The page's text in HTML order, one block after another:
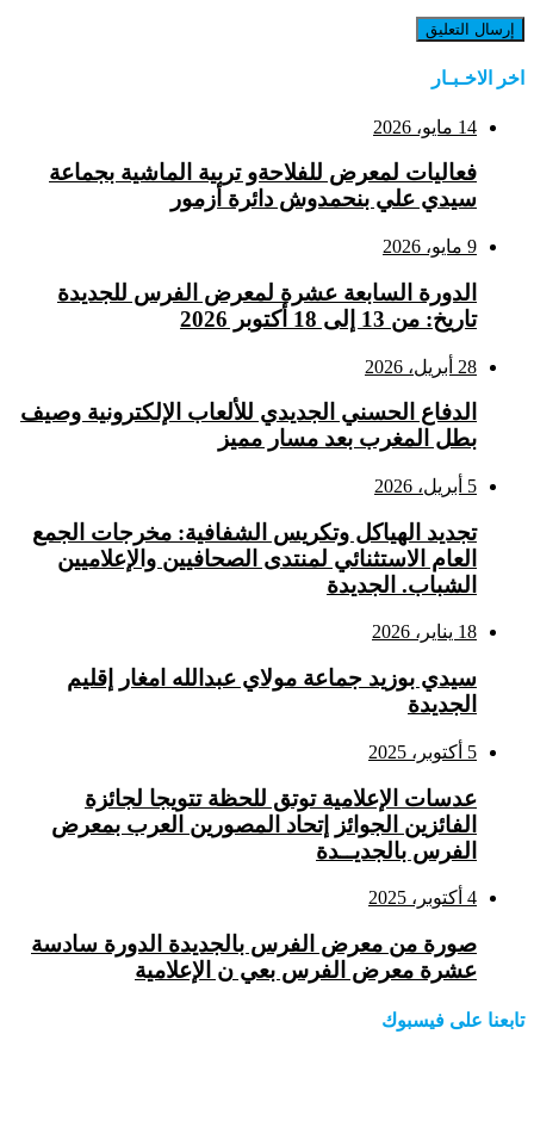
اخر الاخـبـار
14 مايو، 2026
فعاليات لمعرض للفلاحةو تربية الماشية بجماعة
سيدي علي بنحمدوش دائرة أزمور
9 مايو، 2026
الدورة السابعة عشرة لمعرض الفرس للجديدة
تاريخ: من 13 إلى 18 أكتوبر 2026
28 أبريل، 2026
الدفاع الحسني الجديدي للألعاب الإلكترونية وصيف
بطل المغرب بعد مسار مميز
5 أبريل، 2026
تجديد الهياكل وتكريس الشفافية: مخرجات الجمع
العام الاستثنائي لمنتدى الصحافيين والإعلاميين
الشباب. الجديدة
18 يناير، 2026
سيدي بوزيد جماعة مولاي عبدالله امغار إقليم
الجديدة
5 أكتوبر، 2025
عدسات الإعلامية توتق للحظة تتويجا لجائزة
الفائزين الجوائز إتحاد المصورين العرب بمعرض
الفرس بالجديــدة
4 أكتوبر، 2025
صورة من معرض الفرس بالجديدة الدورة سادسة
عشرة معرض الفرس بعي ن الإعلامية
تابعنا على فيسبوك